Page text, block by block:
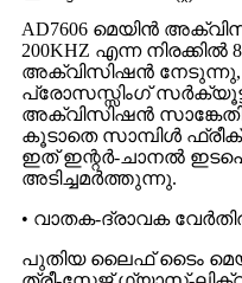
AD7606 മെയിൻ
200KHZ എന്ന
അക്വിസിഷൻ നേടുന്നു,
പ്രോസസ്സിംഗ്
അക്വിസിഷൻ
കൂടാതെ സാമ്പിൾ
ഇത് ഇന്റർ-ചാനൽ
അടിച്ചമർത്തുന്നു.
• വാതക-ദ്രാവക
പുതിയ ലൈഫ് ടൈം